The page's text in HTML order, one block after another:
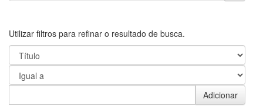
Utilizar filtros para refinar o resultado de busca.